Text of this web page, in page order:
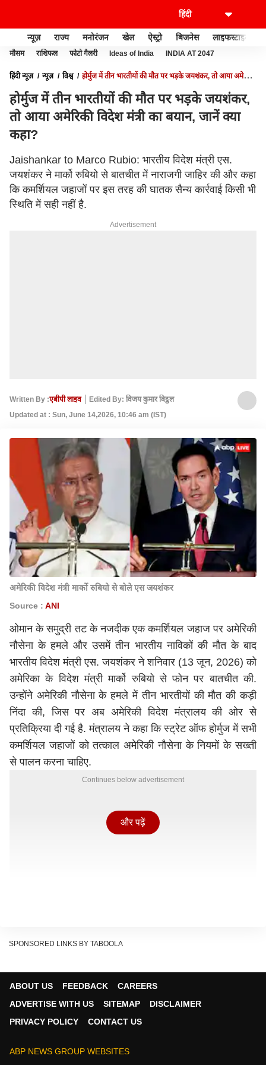
न्यूज़ राज्य मनोरंजन खेल ऐस्ट्रो बिजनेस लाइफस्टाइल
मौसम राशिफल फोटो गैलरी Ideas of India INDIA AT 2047
हिंदी न्यूज़ न्यूज़ विश्व
होर्मुज में तीन भारतीयों की मौत पर भड़के जयशंकर, तो आया अमेरिकी
होर्मुज में तीन भारतीयों की मौत पर भड़के जयशंकर,
तो आया अमेरिकी विदेश मंत्री का बयान, जानें क्या
कहा?
Jaishankar to Marco Rubio: भारतीय विदेश मंत्री एस.
जयशंकर ने मार्को रुबियो से बातचीत में नाराजगी जाहिर की और कहा
कि कमर्शियल जहाजों पर इस तरह की घातक सैन्य कार्रवाई किसी भी
स्थिति में सही नहीं है.
Advertisement
Written By :एबीपी लाइव
Edited By: विजय कुमार बिट्ठल
Updated at : Sun, June 14,2026, 10:46 am (IST)
अमेरिकी विदेश मंत्री मार्को रुबियो से बोले एस जयशंकर
Source : ANI
ओमान के समुद्री तट के नजदीक एक कमर्शियल जहाज पर अमेरिकी
नौसेना के हमले और उसमें तीन भारतीय नाविकों की मौत के बाद
भारतीय विदेश मंत्रीएस. जयशंकर ने शनिवार (13 जून, 2026) को
अमेरिका के विदेश मंत्री मार्को रुबियो से फोन पर बातचीत की.
उन्होंने अमेरिकी नौसेना के हमले में तीन भारतीयों की मौत की कड़ी
निंदा की, जिस पर अब अमेरिकी विदेश मंत्रालय की ओर से
प्रतिक्रिया दी गई है. मंत्रालय ने कहा कि स्ट्रेट ऑफ होर्मुज में सभी
कमर्शियल जहाजों को तत्काल अमेरिकी नौसेना के नियमों के सख्ती
से पालन करना चाहिए.
Continues below advertisement
अमेरिकी विदेश मंत्रालय ने क्या कहा?
और पढ़ें
SPONSORED LINKS BY TABOOLA
ABOUT US FEEDBACK
CAREERS
ADVERTISE WITH US
SITEMAP
DISCLAIMER
PRIVACY POLICY
CONTACT US
ABP NEWS GROUP WEBSITES